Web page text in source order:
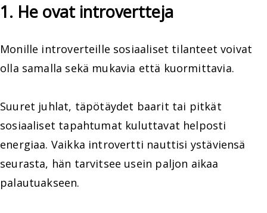
1. He ovat introvertteja
Monille introverteille sosiaaliset tilanteet voivat
olla samalla sekä mukavia että kuormittavia.
Suuret juhlat, täpötäydet baarit tai pitkät
sosiaaliset tapahtumat kuluttavat helposti
energiaa. Vaikka introvertti nauttisi ystäviensä
seurasta, hän tarvitsee usein paljon aikaa
palautuakseen.